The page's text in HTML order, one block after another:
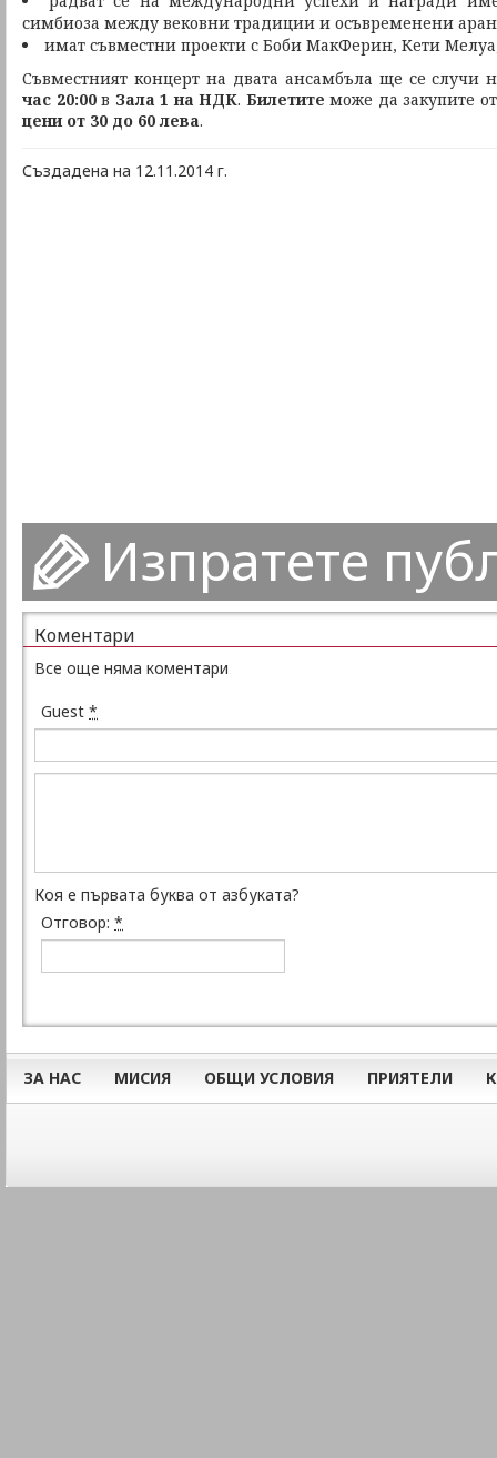
симбиоза между вековни традиции и осъвременени
имат съвместни проекти с Боби МакФерин, Кети
Съвместният концерт на двата ансамбъла ще се случи
час 20:00в Зала 1 на НДК. Билетите може да закупите
цени от 30 до 60 лева.
Създадена на 12.11.2014 г.
Изпратете
Коментари
Все още няма коментари
Guest *
Коя е първата буква от азбуката?
Отговор: *
ЗА НАС МИСИЯ ОБЩИ УСЛОВИЯ ПРИЯТЕЛИ